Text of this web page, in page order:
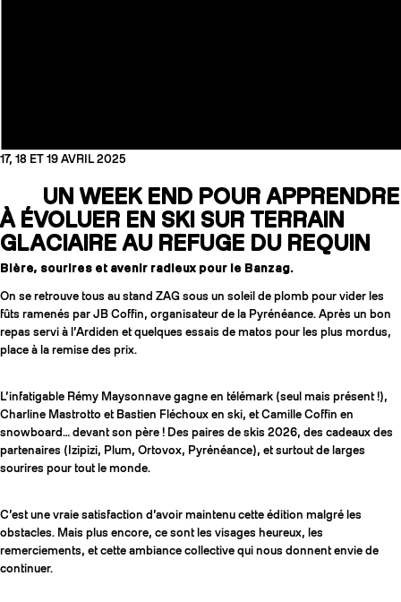
17, 18 ET 19 AVRIL 2025
UN WEEK END POUR APPRENDRE
À ÉVOLUER EN SKI SUR TERRAIN
GLACIAIRE AU REFUGE DU REQUIN
Bière, sourires et avenir radieux pour le Banzag.
On se retrouve tous au stand ZAG sous un soleil de plomb pour vider les
fûts ramenés par JB Coffin, organisateur de la Pyrénéance. Après un bon
repas servi à l’Ardiden et quelques essais de matos pour les plus mordus,
place à la remise des prix.
L’infatigable Rémy Maysonnave gagne en télémark (seul mais présent !),
Charline Mastrotto et Bastien Fléchoux en ski, et Camille Coffin en
snowboard… devant son père ! Des paires de skis 2026, des cadeaux des
partenaires (Izipizi, Plum, Ortovox, Pyrénéance), et surtout de larges
sourires pour tout le monde.
C’est une vraie satisfaction d’avoir maintenu cette édition malgré les
obstacles. Mais plus encore, ce sont les visages heureux, les
remerciements, et cette ambiance collective qui nous donnent envie de
continuer.